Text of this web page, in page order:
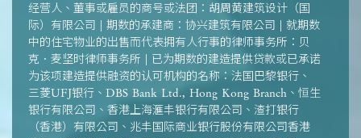
经营人、董事或雇员的商号或法团：胡周黄建筑设计（国
际）有限公司 | 期数的承建商：协兴建筑有限公司 | 就期数
中的住宅物业的出售而代表拥有人行事的律师事务所：贝
克．麦坚时律师事务所 | 已为期数的建造提供贷款或已承诺
为该项建造提供融资的认可机构的名称：法国巴黎银行、
三菱UFJ银行、DBS Bank Ltd., Hong Kong Branch、恒生
银行有限公司、香港上海滙丰银行有限公司、渣打银行
（香港）有限公司、兆丰国际商业银行股份有限公司香港